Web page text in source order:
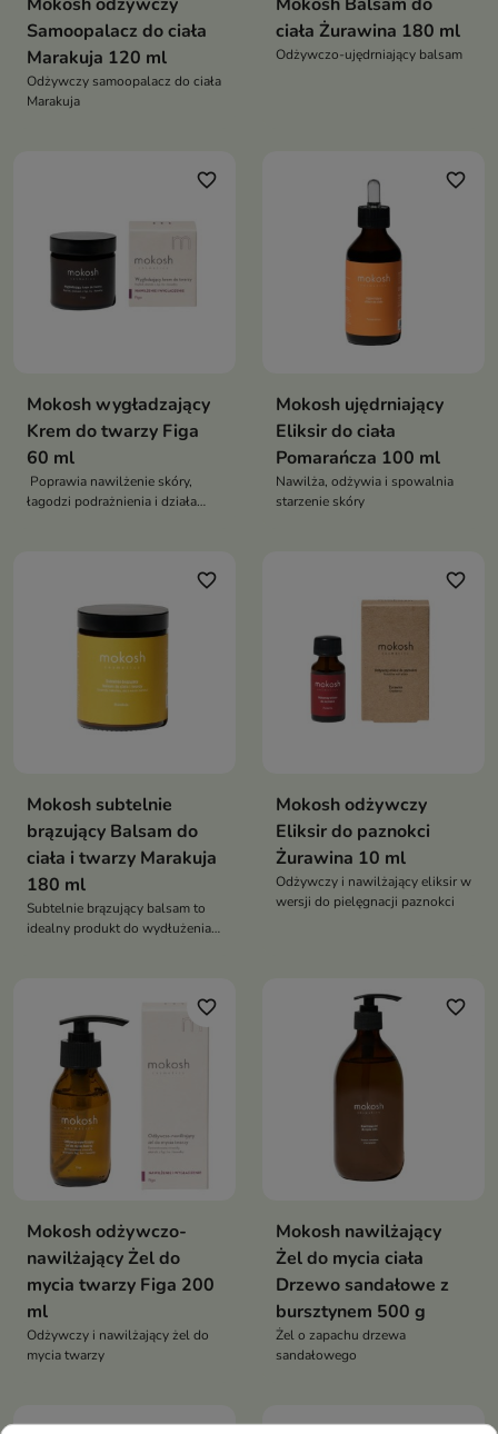
Samoopalacz do ciała
Marakuja 120 ml
Odżywczy samoopalacz do ciała
Marakuja
ciała Żurawina 180 ml
Odżywczo-ujędrniający balsam
favorite_border
Mokosh wygładzający
Krem do twarzy Figa
60 ml
Poprawia nawilżenie skóry,
łagodzi podrażnienia i działa
favorite_border
Mokosh ujędrniający
Eliksir do ciała
Pomarańcza 100 ml
Nawilża, odżywia i spowalnia
starzenie skóry
favorite_border
Mokosh subtelnie
brązujący Balsam do
ciała i twarzy Marakuja
180 ml
Subtelnie brązujący balsam to
idealny produkt do wydłużenia
favorite_border
Mokosh odżywczy
Eliksir do paznokci
Żurawina 10 ml
Odżywczy i nawilżający eliksir w
wersji do pielęgnacji paznokci
favorite_border
Mokosh odżywczo-
nawilżający Żel do
mycia twarzy Figa 200
ml
Odżywczy i nawilżający żel do
mycia twarzy
favorite_border
Mokosh nawilżający
Żel do mycia ciała
Drzewo sandałowe z
bursztynem 500 g
Żel o zapachu drzewa
sandałowego